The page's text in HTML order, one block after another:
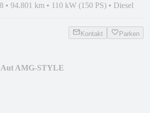
• 94.801 km • 110 kW (150 PS) • Diesel
Kontakt Parken
Aut AMG-STYLE